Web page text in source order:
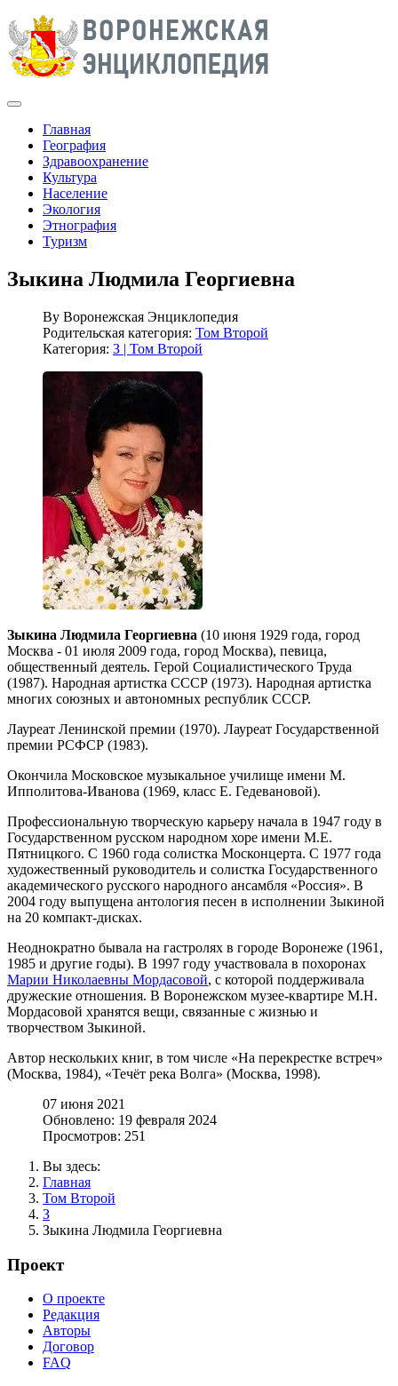
Главная
География
Здравоохранение
Культура
Население
Экология
Этнография
Туризм
Зыкина Людмила Георгиевна
By Воронежская Энциклопедия
Родительская категория: Том Второй
Категория: З | Том Второй
Зыкина Людмила Георгиевна (10 июня 1929 года, город
Москва - 01 июля 2009 года, город Москва), певица,
общественный деятель. Герой Социалистического Труда
(1987). Народная артистка СССР (1973). Народная артистка
многих союзных и автономных республик СССР.
Лауреат Ленинской премии (1970). Лауреат Государственной
премии РСФСР (1983).
Окончила Московское музыкальное училище имени М.
Ипполитова-Иванова (1969, класс Е. Гедевановой).
Профессиональную творческую карьеру начала в 1947 году в
Государственном русском народном хоре имени М.Е.
Пятницкого. С 1960 года солистка Москонцерта. С 1977 года
художественный руководитель и солистка Государственного
академического русского народного ансамбля «Россия». В
2004 году выпущена антология песен в исполнении Зыкиной
на 20 компакт-дисках.
Неоднократно бывала на гастролях в городе Воронеже (1961,
1985 и другие годы). В 1997 году участвовала в похоронах
Марии Николаевны Мордасовой, с которой поддерживала
дружеские отношения. В Воронежском музее-квартире М.Н.
Мордасовой хранятся вещи, связанные с жизнью и
творчеством Зыкиной.
Автор нескольких книг, в том числе «На перекрестке встреч»
(Москва, 1984), «Течёт река Волга» (Москва, 1998).
07 июня 2021
Обновлено: 19 февраля 2024
Просмотров: 251
Вы здесь:
Главная
Том Второй
З
Зыкина Людмила Георгиевна
Проект
О проекте
Редакция
Авторы
Договор
FAQ